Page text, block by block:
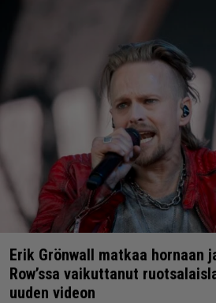
Erik Grönwall matkaa hornaan
Row’ssa vaikuttanut
uuden videon